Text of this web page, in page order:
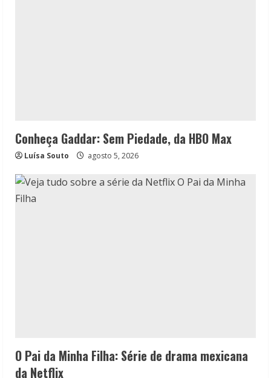
Conheça Gaddar: Sem Piedade, da HBO Max
Luísa Souto agosto 5, 2026
O Pai da Minha Filha: Série de drama mexicana
da Netflix